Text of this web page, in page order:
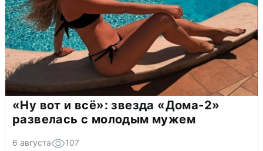
«Ну вот и всё»: звезда «Дома-2»
развелась с молодым мужем
6 августа 107